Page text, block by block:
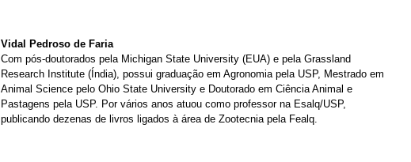
Vidal Pedroso de Faria
Com pós-doutorados pela Michigan State University (EUA) e pela Grassland
Research Institute (Índia), possui graduação em Agronomia pela USP, Mestrado em
Animal Science pelo Ohio State University e Doutorado em Ciência Animal e
Pastagens pela USP. Por vários anos atuou como professor na Esalq/USP,
publicando dezenas de livros ligados à área de Zootecnia pela Fealq.